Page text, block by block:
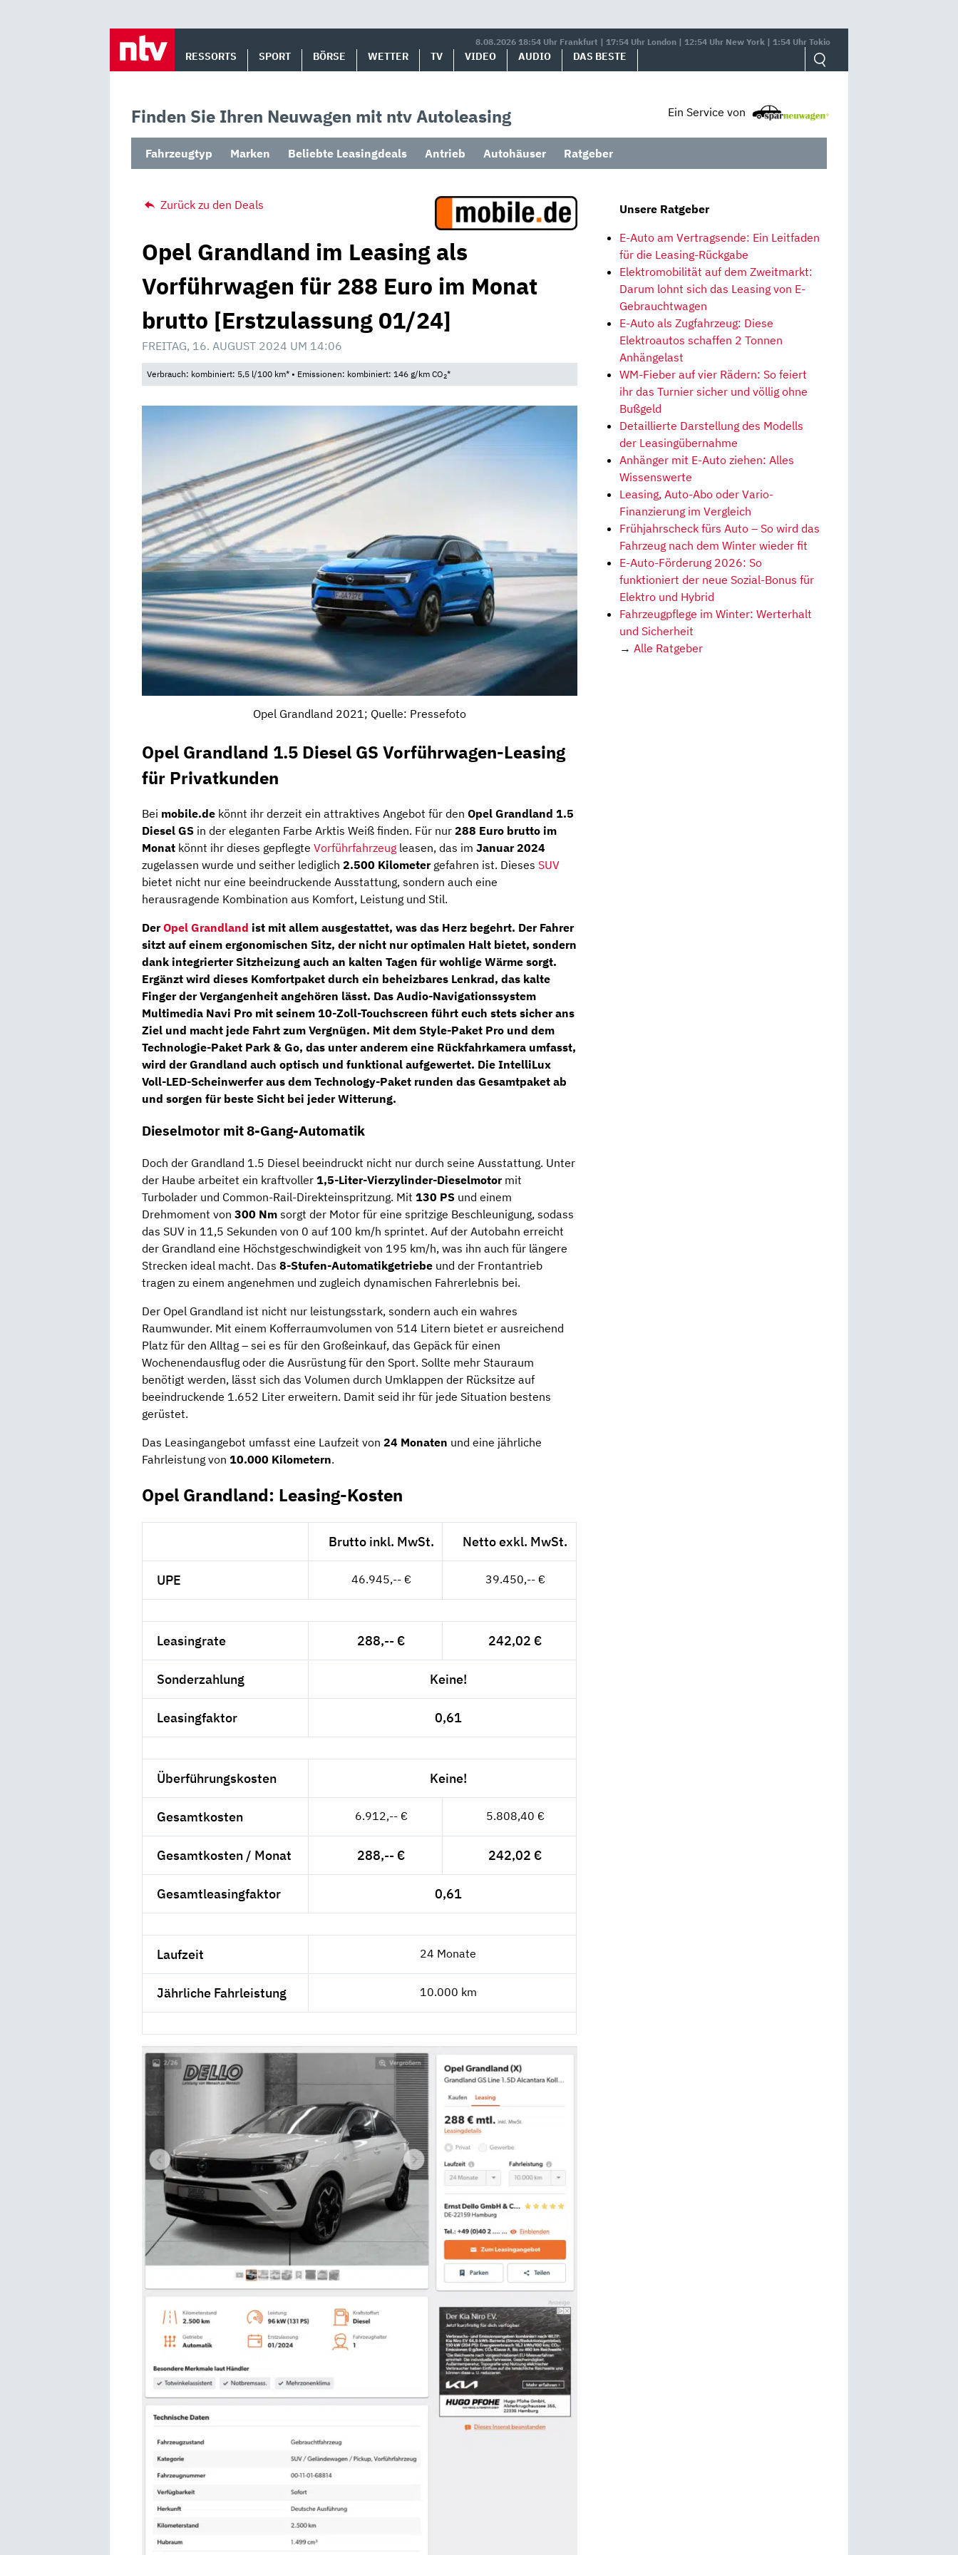
8.08.2026 18:54 Uhr Frankfurt | 17:54 Uhr London | 12:54 Uhr New York | 1:54 Uhr Tokio
RESSORTS SPORT BÖRSE WETTER TV VIDEO AUDIO DAS BESTE
Finden Sie Ihren Neuwagen mit ntv Autoleasing Ein Service von
Fahrzeugtyp Marken Beliebte Leasingdeals Antrieb Autohäuser Ratgeber
Zurück zu den Deals
Opel Grandland im Leasing als
Vorführwagen für 288 Euro im Monat
brutto [Erstzulassung 01/24]
FREITAG, 16. AUGUST 2024 UM 14:06
Verbrauch: kombiniert: 5,5 l/100 km* • Emissionen: kombiniert: 146 g/km CO2*
Opel Grandland 2021; Quelle: Pressefoto
Opel Grandland 1.5 Diesel GS Vorführwagen-Leasing
für Privatkunden
Bei mobile.de könnt ihr derzeit ein attraktives Angebot für den Opel Grandland 1.5
Diesel GS in der eleganten Farbe Arktis Weiß finden. Für nur 288 Euro brutto im
Monat könnt ihr dieses gepflegte Vorführfahrzeug leasen, das im Januar 2024
zugelassen wurde und seither lediglich 2.500 Kilometergefahren ist. Dieses SUV
bietet nicht nur eine beeindruckende Ausstattung, sondern auch eine
herausragende Kombination aus Komfort, Leistung und Stil.
DerOpel Grandland ist mit allem ausgestattet, was das Herz begehrt. Der Fahrer
sitzt auf einem ergonomischen Sitz, der nicht nur optimalen Halt bietet, sondern
dank integrierterSitzheizung auch an kalten Tagen für wohlige Wärme sorgt.
Ergänzt wird dieses Komfortpaket durch ein beheizbares Lenkrad, das kalte
Finger der Vergangenheit angehören lässt. Das Audio-Navigationssystem
Multimedia Navi Pro mit seinem 10-Zoll-Touchscreen führt euch stets sicher ans
Ziel und macht jede Fahrt zum Vergnügen. Mit dem Style-Paket Pro und dem
Technologie-Paket Park & Go, das unter anderem eine Rückfahrkamera umfasst,
wird der Grandland auch optisch und funktional aufgewertet. Die IntelliLux
Voll-LED-Scheinwerferaus dem Technology-Paket runden das Gesamtpaket ab
und sorgen für beste Sicht bei jeder Witterung.
Dieselmotor mit 8-Gang-Automatik
Doch der Grandland 1.5 Diesel beeindruckt nicht nur durch seine Ausstattung. Unter
der Haube arbeitet ein kraftvoller 1,5-Liter-Vierzylinder-Dieselmotormit
Turbolader und Common-Rail-Direkteinspritzung. Mit 130 PS und einem
Drehmoment von 300 Nm sorgt der Motor für eine spritzige Beschleunigung, sodass
das SUV in 11,5 Sekunden von 0 auf 100 km/h sprintet. Auf der Autobahn erreicht
der Grandland eine Höchstgeschwindigkeit von 195 km/h, was ihn auch für längere
Strecken ideal macht. Das 8-Stufen-Automatikgetriebe und der Frontantrieb
tragen zu einem angenehmen und zugleich dynamischen Fahrerlebnis bei.
Der Opel Grandland ist nicht nur leistungsstark, sondern auch ein wahres
Raumwunder. Mit einem Kofferraumvolumen von 514 Litern bietet er ausreichend
Platz für den Alltag – sei es für den Großeinkauf, das Gepäck für einen
Wochenendausflug oder die Ausrüstung für den Sport. Sollte mehr Stauraum
benötigt werden, lässt sich das Volumen durch Umklappen der Rücksitze auf
beeindruckende 1.652 Liter erweitern. Damit seid ihr für jede Situation bestens
gerüstet.
Das Leasingangebot umfasst eine Laufzeit von 24 Monaten und eine jährliche
Fahrleistung von 10.000 Kilometern.
Opel Grandland: Leasing-Kosten
Brutto inkl. MwSt. Netto exkl. MwSt.
UPE 46.945,-- € 39.450,-- €
Leasingrate 288,-- € 242,02 €
Sonderzahlung Keine!
Leasingfaktor 0,61
Überführungskosten Keine!
Gesamtkosten 6.912,-- € 5.808,40 €
Gesamtkosten / Monat 288,-- € 242,02 €
Gesamtleasingfaktor 0,61
Laufzeit 24 Monate
Jährliche Fahrleistung 10.000 km
Unsere Ratgeber
E-Auto am Vertragsende: Ein Leitfaden
für die Leasing-Rückgabe
Elektromobilität auf dem Zweitmarkt:
Darum lohnt sich das Leasing von E-
Gebrauchtwagen
E-Auto als Zugfahrzeug: Diese
Elektroautos schaffen 2 Tonnen
Anhängelast
WM-Fieber auf vier Rädern: So feiert
ihr das Turnier sicher und völlig ohne
Bußgeld
Detaillierte Darstellung des Modells
der Leasingübernahme
Anhänger mit E-Auto ziehen: Alles
Wissenswerte
Leasing, Auto-Abo oder Vario-
Finanzierung im Vergleich
Frühjahrscheck fürs Auto – So wird das
Fahrzeug nach dem Winter wieder fit
E-Auto-Förderung 2026: So
funktioniert der neue Sozial-Bonus für
Elektro und Hybrid
Fahrzeugpflege im Winter: Werterhalt
und Sicherheit
→ Alle Ratgeber